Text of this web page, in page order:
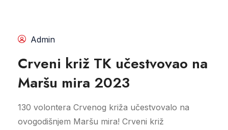
Admin
Crveni križ TK učestvovao na
Maršu mira 2023
130 volontera Crvenog križa učestvovalo na
ovogodišnjem Maršu mira! Crveni križ